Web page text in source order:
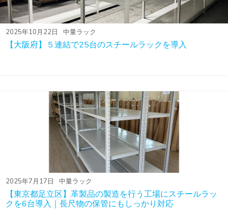
2025年10月22日 中量ラック
【大阪府】５連結で25台のスチールラックを導入
2025年7月17日 中量ラック
【東京都足立区】革製品の製造を行う工場にスチールラッ
クを6台導入｜長尺物の保管にもしっかり対応